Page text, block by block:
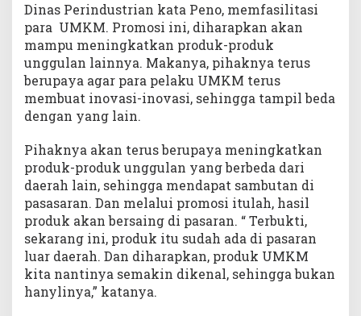
Dinas Perindustrian kata Peno, memfasilitasi
para UMKM. Promosi ini, diharapkan akan
mampu meningkatkan produk-produk
unggulan lainnya. Makanya, pihaknya terus
berupaya agar para pelaku UMKM terus
membuat inovasi-inovasi, sehingga tampil beda
dengan yang lain.
Pihaknya akan terus berupaya meningkatkan
produk-produk unggulan yang berbeda dari
daerah lain, sehingga mendapat sambutan di
pasasaran. Dan melalui promosi itulah, hasil
produk akan bersaing di pasaran. “ Terbukti,
sekarang ini, produk itu sudah ada di pasaran
luar daerah. Dan diharapkan, produk UMKM
kita nantinya semakin dikenal, sehingga bukan
hanylinya,” katanya.